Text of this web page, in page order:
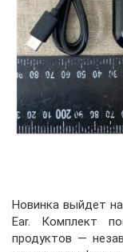
Новинка выйдет
Ear. Комплект
продуктов —